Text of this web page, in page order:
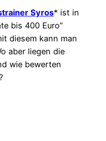
Syros* ist in
bis 400 Euro”
diesem kann man
aber liegen die
wie bewerten